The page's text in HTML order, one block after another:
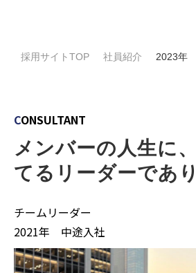
採用サイトTOP 社員紹介 2023年
CONSULTANT
メンバーの人生に
てるリーダーであ
チームリーダー
2021年 中途入社